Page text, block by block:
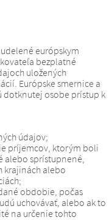
európskym
bezplatné
uložených
Európske smernice a
osobe prístup k
údajov;
príjemcov, ktorým boli
sprístupnené,
krajinách alebo
obdobie, počas
uchovávať, alebo ak to
na určenie tohto